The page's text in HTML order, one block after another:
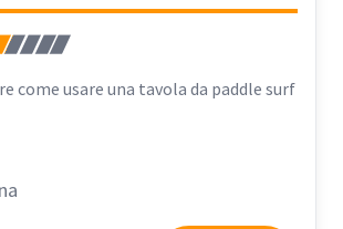
come usare una tavola da paddle surf